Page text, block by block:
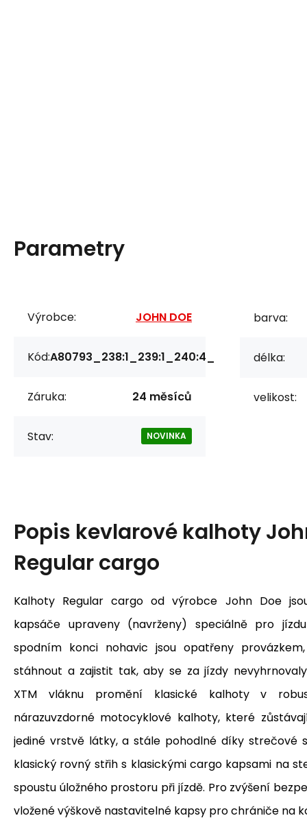
Parametry
Výrobce: JOHN DOE
Kód:A80793_238:1_239:1_240:4_
Záruka: 24 měsíců
Stav: NOVINKA
barva:
délka:
velikost:
Popis kevlarové kalhoty
Regular cargo
Kalhoty Regular cargo od výrobce John Doe
kapsáče upraveny (navrženy) speciálně pro
spodním konci nohavic jsou opatřeny
stáhnout a zajistit tak, aby se za jízdy
XTM vláknu promění klasické kalhoty v
nárazuvzdorné motocyklové kalhoty, které
jediné vrstvě látky, a stále pohodlné díky strečové
klasický rovný střih s klasickými cargo kapsami na
spoustu úložného prostoru při jízdě. Pro zvýšení
vloženévýškově nastavitelné kapsy pro chrániče na